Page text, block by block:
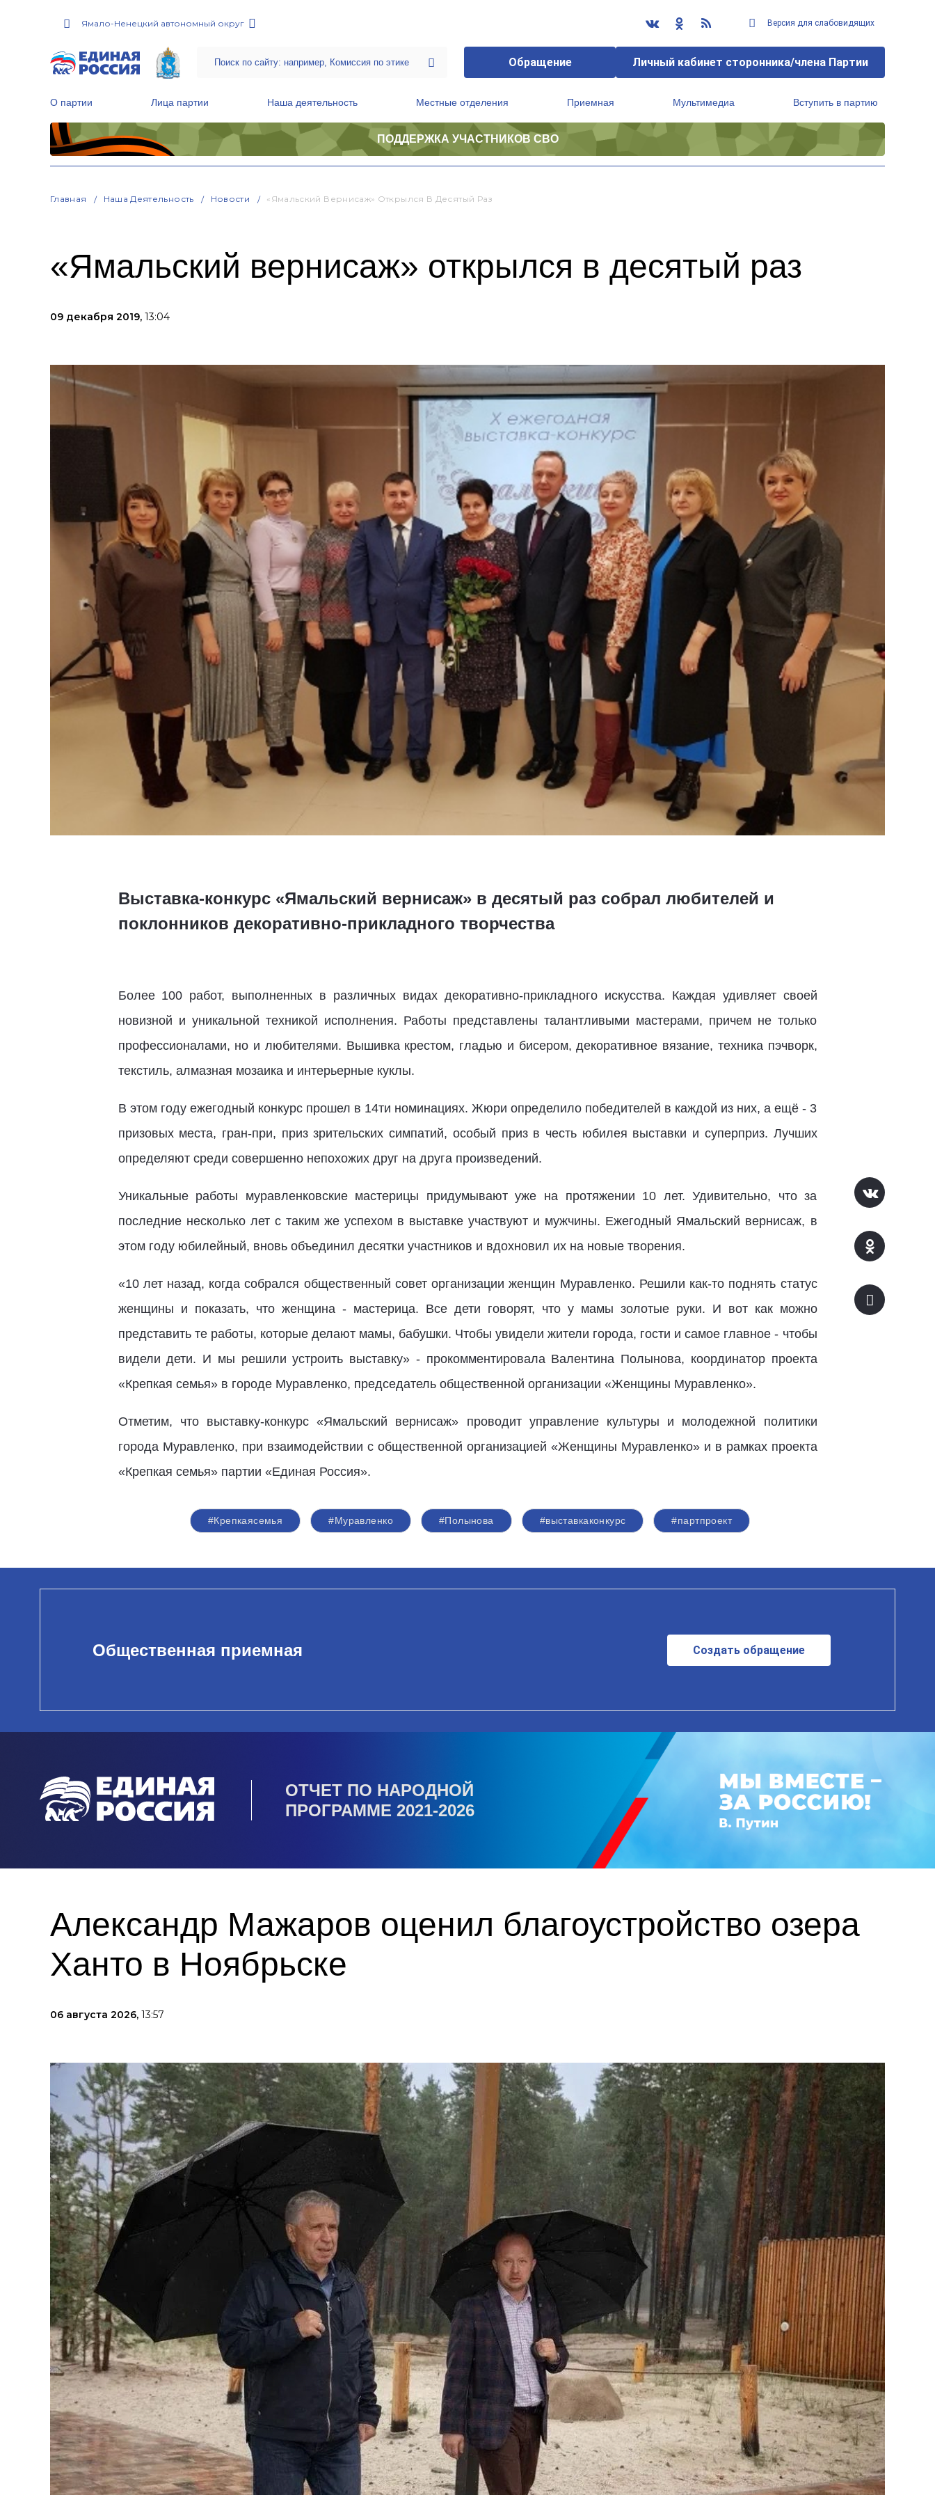
Ямало-Ненецкий автономный округ Версия для слабовидящих
Обращение Личный кабинет сторонника/члена Партии
О партии Лица партии Наша деятельность Местные отделения Приемная Мультимедиа Вступить в партию
ПОДДЕРЖКА УЧАСТНИКОВ СВО
Главная Наша Деятельность Новости «Ямальский Вернисаж» Открылся В Десятый Раз
«Ямальский вернисаж» открылся в десятый раз
09 декабря 2019, 13:04
Выставка-конкурс «Ямальский вернисаж» в десятый раз собрал любителей и
поклонников декоративно-прикладного творчества
Более 100 работ, выполненных в различных видах декоративно-прикладного искусства. Каждая удивляет своей
новизной и уникальной техникой исполнения. Работы представлены талантливыми мастерами, причем не только
профессионалами, но и любителями. Вышивка крестом, гладью и бисером, декоративное вязание, техника пэчворк,
текстиль, алмазная мозаика и интерьерные куклы.
В этом году ежегодный конкурс прошел в 14ти номинациях. Жюри определило победителей в каждой из них, а ещё - 3
призовых места, гран-при, приз зрительских симпатий, особый приз в честь юбилея выставки и суперприз. Лучших
определяют среди совершенно непохожих друг на друга произведений.
Уникальные работы муравленковские мастерицы придумывают уже на протяжении 10 лет. Удивительно, что за
последние несколько лет с таким же успехом в выставке участвуют и мужчины. Ежегодный Ямальский вернисаж, в
этом году юбилейный, вновь объединил десятки участников и вдохновил их на новые творения.
«10 лет назад, когда собрался общественный совет организации женщин Муравленко. Решили как-то поднять статус
женщины и показать, что женщина - мастерица. Все дети говорят, что у мамы золотые руки. И вот как можно
представить те работы, которые делают мамы, бабушки. Чтобы увидели жители города, гости и самое главное - чтобы
видели дети. И мы решили устроить выставку» - прокомментировала Валентина Полынова, координатор проекта
«Крепкая семья» в городе Муравленко, председатель общественной организации «Женщины Муравленко».
Отметим, что выставку-конкурс «Ямальский вернисаж» проводит управление культуры и молодежной политики
города Муравленко, при взаимодействии с общественной организацией «Женщины Муравленко» и в рамках проекта
«Крепкая семья» партии «Единая Россия».
#Крепкаясемья #Муравленко #Полынова #выставкаконкурс #партпроект
Общественная приемная Создать обращение
ОТЧЕТ ПО НАРОДНОЙ
ПРОГРАММЕ 2021-2026
Александр Мажаров оценил благоустройство озера
Ханто в Ноябрьске
06 августа 2026, 13:57